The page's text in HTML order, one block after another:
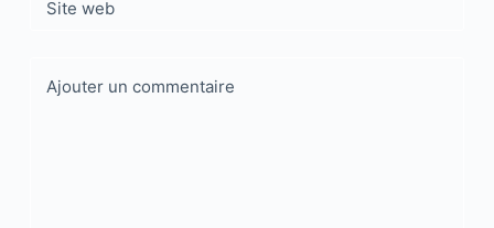
Site web
Ajouter un commentaire